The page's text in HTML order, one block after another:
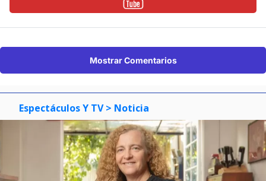
Mostrar Comentarios
Espectáculos Y TV > Noticia